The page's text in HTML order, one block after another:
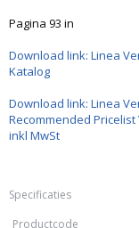
Pagina 93 in
Download link: Linea
Katalog
Download link: Linea
Recommended Pricelist
inkl MwSt
Specificaties
Productcode